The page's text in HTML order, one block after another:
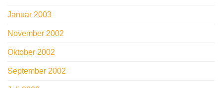
Januar 2003
November 2002
Oktober 2002
September 2002